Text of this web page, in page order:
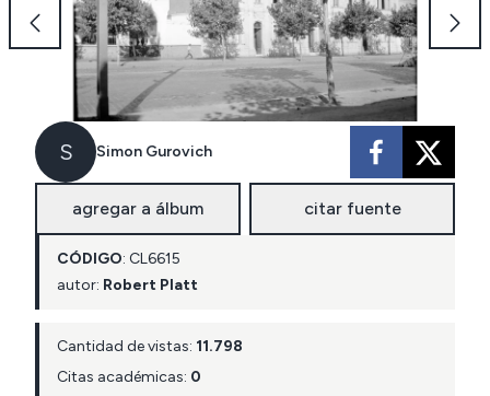
S Simon Gurovich
agregar a álbum citar fuente
CÓDIGO: CL6615
autor: Robert Platt
Cantidad de vistas: 11.798
Citas académicas: 0